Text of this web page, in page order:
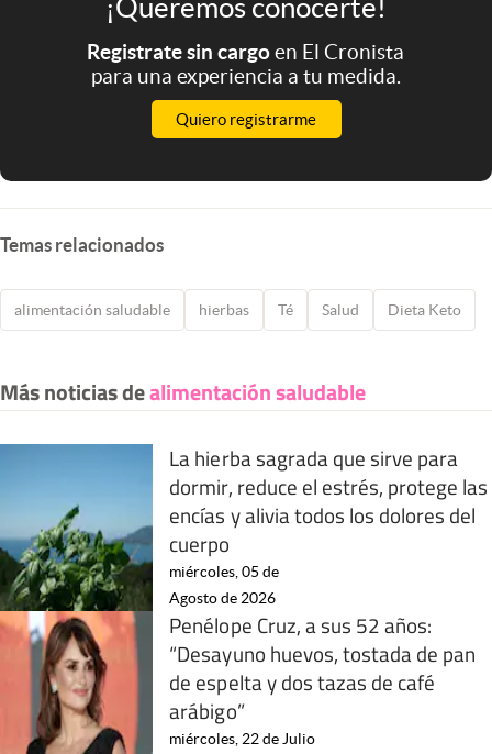
¡Queremos conocerte!
Registrate sin cargoen El Cronista
para una experiencia a tu medida.
Quiero registrarme
Temas relacionados
alimentación saludable hierbas Té Salud Dieta Keto
Más noticias dealimentación saludable
La hierba sagrada que sirve para
dormir, reduce el estrés, protege las
encías y alivia todos los dolores del
cuerpo
miércoles, 05 de
Agosto de 2026
Penélope Cruz, a sus 52 años:
“Desayuno huevos, tostada de pan
de espelta y dos tazas de café
arábigo”
miércoles, 22 de Julio